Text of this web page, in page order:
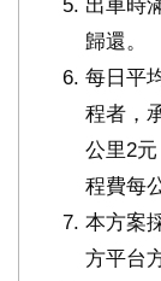
出車時
歸還。
每日平
程者，
公里2
程費每
本方案
方平台